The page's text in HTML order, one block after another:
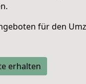
für den
erhalten